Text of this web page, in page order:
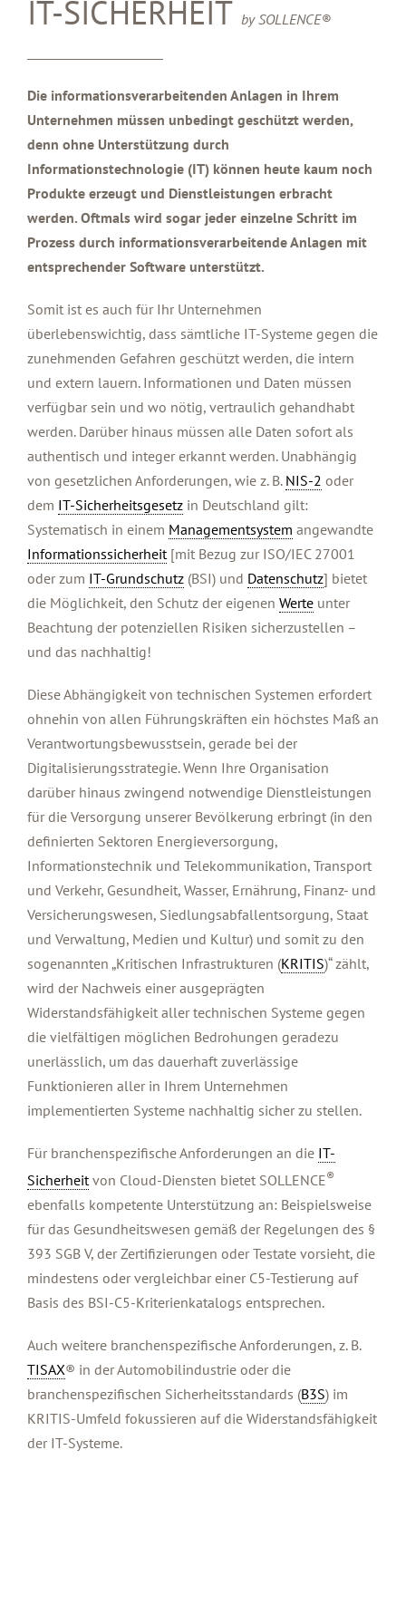
IT-SICHERHEIT by SOLLENCE®
Die informationsverarbeitenden Anlagen in Ihrem
Unternehmen müssen unbedingt geschützt werden,
denn ohne Unterstützung durch
Informationstechnologie (IT) können heute kaum noch
Produkte erzeugt und Dienstleistungen erbracht
werden. Oftmals wird sogar jeder einzelne Schritt im
Prozess durch informationsverarbeitende Anlagen mit
entsprechender Software unterstützt.
Somit ist es auch für Ihr Unternehmen
überlebenswichtig, dass sämtliche IT-Systeme gegen die
zunehmenden Gefahren geschützt werden, die intern
und extern lauern. Informationen und Daten müssen
verfügbar sein und wo nötig, vertraulich gehandhabt
werden. Darüber hinaus müssen alle Daten sofort als
authentisch und integer erkannt werden. Unabhängig
von gesetzlichen Anforderungen, wie z. B. NIS-2 oder
dem IT-Sicherheitsgesetz in Deutschland gilt:
Systematisch in einem Managementsystem angewandte
Informationssicherheit [mit Bezug zur ISO/IEC 27001
oder zum IT-Grundschutz (BSI) und Datenschutz] bietet
die Möglichkeit, den Schutz der eigenen Werte unter
Beachtung der potenziellen Risiken sicherzustellen –
und das nachhaltig!
Diese Abhängigkeit von technischen Systemen erfordert
ohnehin von allen Führungskräften ein höchstes Maß an
Verantwortungsbewusstsein, gerade bei der
Digitalisierungsstrategie. Wenn Ihre Organisation
darüber hinaus zwingend notwendige Dienstleistungen
für die Versorgung unserer Bevölkerung erbringt (in den
definierten Sektoren Energieversorgung,
Informationstechnik und Telekommunikation, Transport
und Verkehr, Gesundheit, Wasser, Ernährung, Finanz- und
Versicherungswesen, Siedlungsabfallentsorgung, Staat
und Verwaltung, Medien und Kultur) und somit zu den
sogenannten „Kritischen Infrastrukturen (KRITIS)“ zählt,
wird der Nachweis einer ausgeprägten
Widerstandsfähigkeit aller technischen Systeme gegen
die vielfältigen möglichen Bedrohungen geradezu
unerlässlich, um das dauerhaft zuverlässige
Funktionieren aller in Ihrem Unternehmen
implementierten Systeme nachhaltig sicher zu stellen.
Für branchenspezifische Anforderungen an die IT-
Sicherheit von Cloud-Diensten bietet SOLLENCE®
ebenfalls kompetente Unterstützung an: Beispielsweise
für das Gesundheitswesen gemäß der Regelungen des §
393 SGB V, der Zertifizierungen oder Testate vorsieht, die
mindestens oder vergleichbar einer C5-Testierung auf
Basis des BSI-C5-Kriterienkatalogs entsprechen.
Auch weitere branchenspezifische Anforderungen, z. B.
TISAX® in der Automobilindustrie oder die
branchenspezifischen Sicherheitsstandards (B3S) im
KRITIS-Umfeld fokussieren auf die Widerstandsfähigkeit
der IT-Systeme.